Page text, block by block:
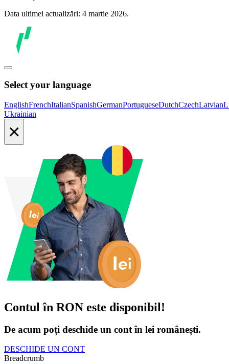
Data ultimei actualizări: 4 martie 2026.
Select your language
EnglishFrenchItalianSpanishGermanPortugueseDutchCzechLatvian
Ukrainian
×
Contul în RON este disponibil!
De acum poți deschide un cont în lei românești.
DESCHIDE UN CONT
Breadcrumb